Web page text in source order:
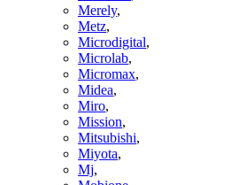
Merely,
Metz,
Microdigital,
Microlab,
Micromax,
Midea,
Miro,
Mission,
Mitsubishi,
Miyota,
Mj,